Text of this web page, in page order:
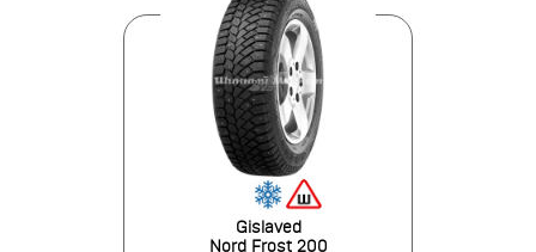
Gislaved
Nord Frost 200